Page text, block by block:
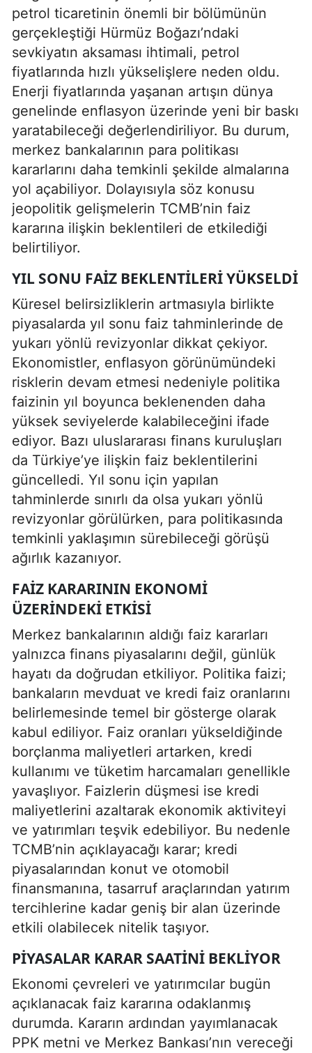
petrol ticaretinin önemli bir bölümünün
gerçekleştiği Hürmüz Boğazı’ndaki
sevkiyatın aksaması ihtimali, petrol
fiyatlarında hızlı yükselişlere neden oldu.
Enerji fiyatlarında yaşanan artışın dünya
genelinde enflasyon üzerinde yeni bir baskı
yaratabileceği değerlendiriliyor. Bu durum,
merkez bankalarının para politikası
kararlarını daha temkinli şekilde almalarına
yol açabiliyor. Dolayısıyla söz konusu
jeopolitik gelişmelerin TCMB’nin faiz
kararına ilişkin beklentileri de etkilediği
belirtiliyor.
YIL SONU FAIZ BEKLENTILERI YÜKSELDI
Küresel belirsizliklerin artmasıyla birlikte
piyasalarda yıl sonu faiz tahminlerinde de
yukarı yönlü revizyonlar dikkat çekiyor.
Ekonomistler, enflasyon görünümündeki
risklerin devam etmesi nedeniyle politika
faizinin yıl boyunca beklenenden daha
yüksek seviyelerde kalabileceğini ifade
ediyor. Bazı uluslararası finans kuruluşları
da Türkiye’ye ilişkin faiz beklentilerini
güncelledi. Yıl sonu için yapılan
tahminlerde sınırlı da olsa yukarı yönlü
revizyonlar görülürken, para politikasında
temkinli yaklaşımın sürebileceği görüşü
ağırlık kazanıyor.
FAIZ KARARININ EKONOMI
ÜZERINDEKI ETKISI
Merkez bankalarının aldığı faiz kararları
yalnızca finans piyasalarını değil, günlük
hayatı da doğrudan etkiliyor. Politika faizi;
bankaların mevduat ve kredi faiz oranlarını
belirlemesinde temel bir gösterge olarak
kabul ediliyor. Faiz oranları yükseldiğinde
borçlanma maliyetleri artarken, kredi
kullanımı ve tüketim harcamaları genellikle
yavaşlıyor. Faizlerin düşmesi ise kredi
maliyetlerini azaltarak ekonomik aktiviteyi
ve yatırımları teşvik edebiliyor. Bu nedenle
TCMB’nin açıklayacağı karar; kredi
piyasalarından konut ve otomobil
finansmanına, tasarruf araçlarından yatırım
tercihlerine kadar geniş bir alan üzerinde
etkili olabilecek nitelik taşıyor.
PIYASALAR KARAR SAATINI BEKLIYOR
Ekonomi çevreleri ve yatırımcılar bugün
açıklanacak faiz kararına odaklanmış
durumda. Kararın ardından yayımlanacak
PPK metni ve Merkez Bankası’nın vereceği